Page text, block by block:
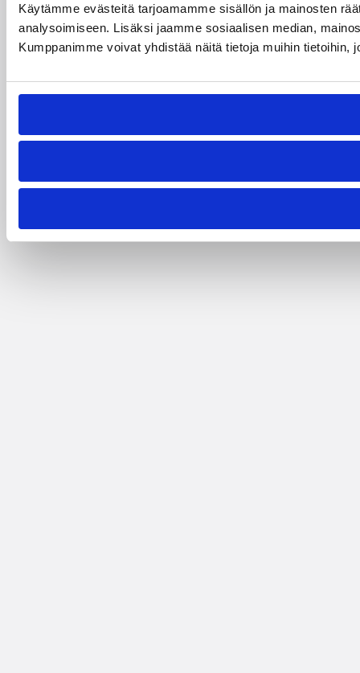
Käytämme evästeitä tarjoamamme sisällön ja mainosten
analysoimiseen. Lisäksi jaamme sosiaalisen median,
Kumppanimme voivat yhdistää näitä tietoja muihin tietoihin,